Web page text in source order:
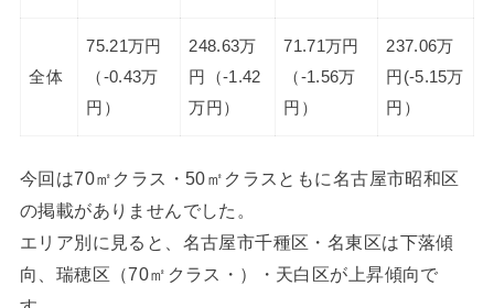
全体
75.21万円
（-0.43万
円）
248.63万
円（-1.42
万円）
71.71万円
（-1.56万
円）
237.06万
円(-5.15万
円）
今回は70㎡クラス・50㎡クラスともに名古屋市昭和区
の掲載がありませんでした。
エリア別に見ると、名古屋市千種区・名東区は下落傾
向、瑞穂区（70㎡クラス・）・天白区が上昇傾向で